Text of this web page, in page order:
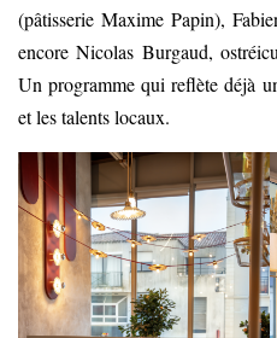
(pâtisserie Maxime Papin),
encore Nicolas Burgaud,
Un programme qui reflète déjà
et les talents locaux.